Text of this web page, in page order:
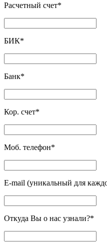
Расчетный счет*
БИК*
Банк*
Кор. счет*
Моб. телефон*
E-mail (уникальный для
Откуда Вы о нас узнали?*